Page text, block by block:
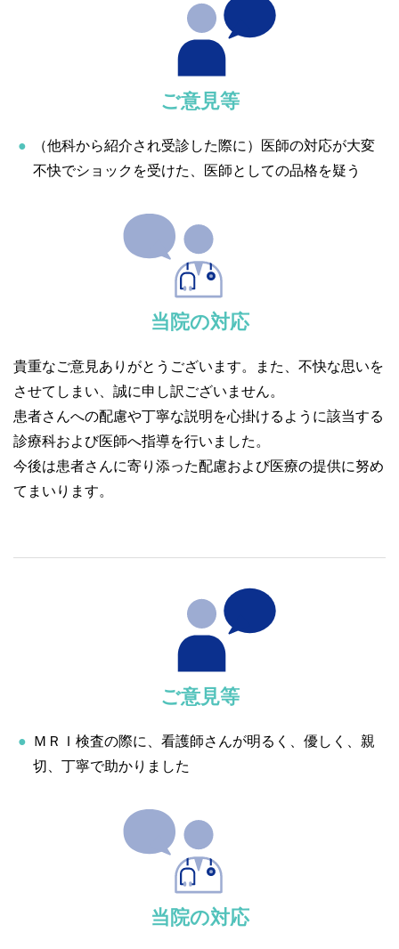
ご意見等
（他科から紹介され受診した際に）医師の対応が大変
不快でショックを受けた、医師としての品格を疑う
当院の対応
貴重なご意見ありがとうございます。また、不快な思いを
させてしまい、誠に申し訳ございません。
患者さんへの配慮や丁寧な説明を心掛けるように該当する
診療科および医師へ指導を行いました。
今後は患者さんに寄り添った配慮および医療の提供に努め
てまいります。
ご意見等
ＭＲＩ検査の際に、看護師さんが明るく、優しく、親
切、丁寧で助かりました
当院の対応